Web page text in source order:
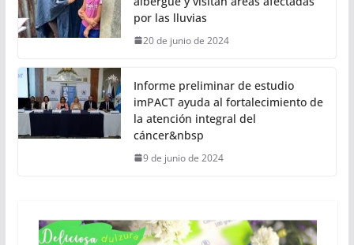
por las lluvias
20 de junio de 2024
Informe preliminar de estudio
imPACT ayuda al fortalecimiento de
la atención integral del
cáncer&nbsp
9 de junio de 2024